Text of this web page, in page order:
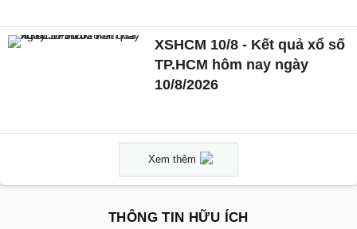
XSHCM 10/8 - Kết quả xổ số
TP.HCM hôm nay ngày
10/8/2026
Xem thêm
THÔNG TIN HỮU ÍCH